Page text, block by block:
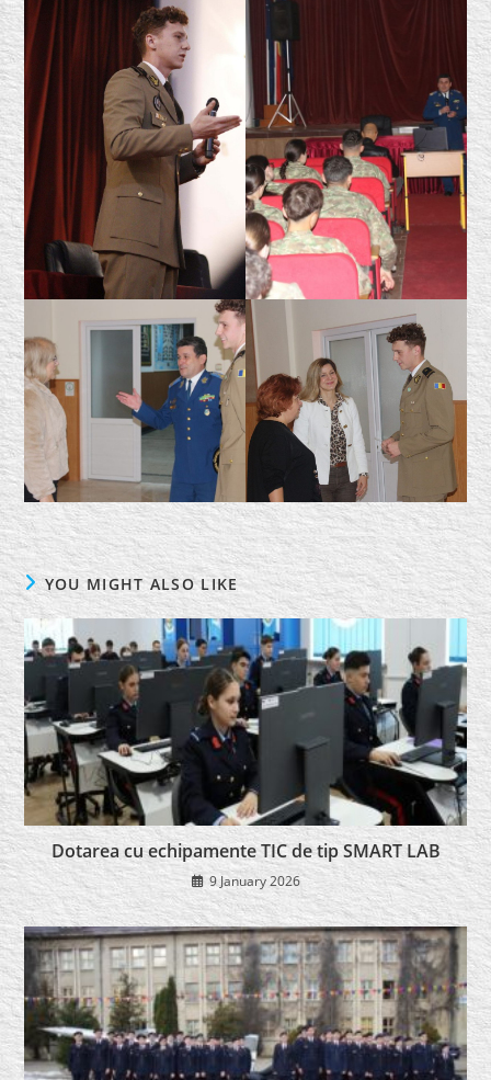
YOU MIGHT ALSO LIKE
Dotarea cu echipamente TIC de tip SMART LAB
9 January 2026